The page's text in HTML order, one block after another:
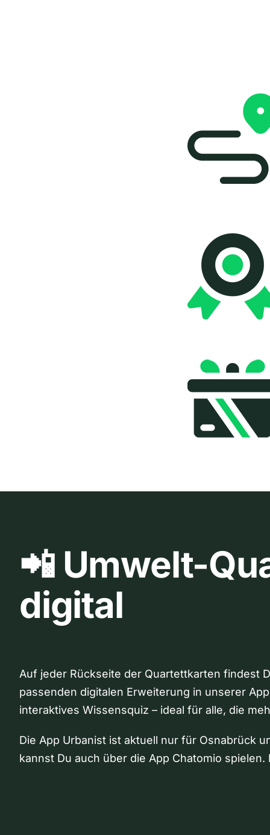
📲 Umwelt-
digital
Auf jeder Rückseite der Quartettkarten findest
passenden digitalen Erweiterung in unserer
interaktives Wissensquiz – ideal für alle, die
Die App Urbanist ist aktuell nur für Osnabrück
kannst Du auch über die App Chatomio